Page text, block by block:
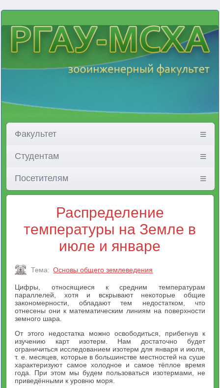
Факультет
Студентам
Посетителям
Распределение
температуры на Земле в
июле и январе
Тема: Основы общего землеведения
Цифры, относящиеся к средним температурам
параллелей, хотя и вскрывают некоторые общие
закономерности, обладают тем недостатком, что
отнесены они к математическим линиям на поверхности
земного шара.
От этого недостатка можно освободиться, прибегнув к
изучению карт изотерм. Нам достаточно будет
ограничиться исследованием изотерм для января и июля,
т. е. месяцев, которые в большинстве местностей на суше
характеризуют самое холодное и самое тёплое время
года. При этом мы будем пользоваться изотермами, не
приведёнными к уровню моря.